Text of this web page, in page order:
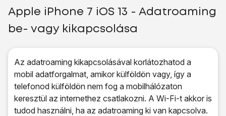
Apple iPhone 7 iOS 13 - Adatroaming
be- vagy kikapcsolása
Az adatroaming kikapcsolásával korlátozhatod a
mobil adatforgalmat, amikor külföldön vagy, így a
telefonod külföldön nem fog a mobilhálózaton
keresztül az internethez csatlakozni. A Wi-Fi-t akkor is
tudod használni, ha az adatroaming ki van kapcsolva.